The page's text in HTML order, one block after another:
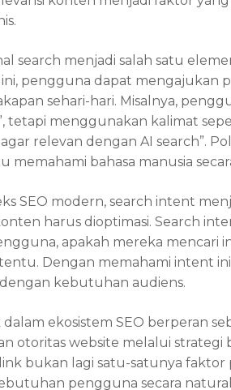
search menjadi salah satu
pengguna dapat mengajukan
sehari-hari. Misalnya,
tetapi menggunakan kalimat
relevan dengan AI search”.
memahami bahasa manusia
SEO modern, search intent
harus dioptimasi. Search
apakah mereka mencari
Dengan memahami intent
kebutuhan audiens.
dalam ekosistem SEO berperan
otoritas website melalui strategi
bukan lagi satu-satunya
pengguna secara